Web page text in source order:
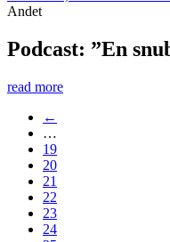
Andet
Podcast: ”En
read more
←
…
19
20
21
22
23
24